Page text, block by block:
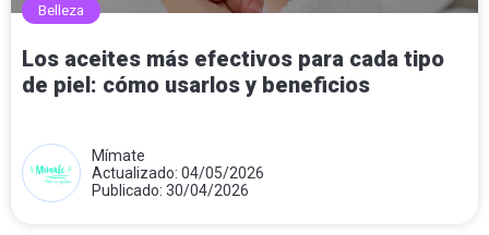
Belleza
Los aceites más efectivos para cada tipo
de piel: cómo usarlos y beneficios
Mímate
Actualizado: 04/05/2026
Publicado: 30/04/2026